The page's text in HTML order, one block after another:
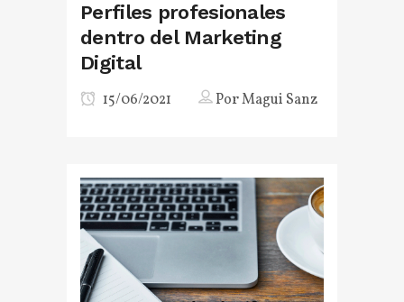
Perfiles profesionales
dentro del Marketing
Digital
15/06/2021 PorMagui Sanz